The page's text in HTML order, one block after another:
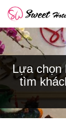
Lựa chọn
tìm